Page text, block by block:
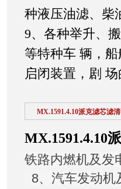
种液压油滤、柴
9、各种举升、
等特种车 辆，
启闭装置，剧
MX.1591.4.10派克滤芯滤
MX.1591.4.10
铁路内燃机及发
8、汽车发动机